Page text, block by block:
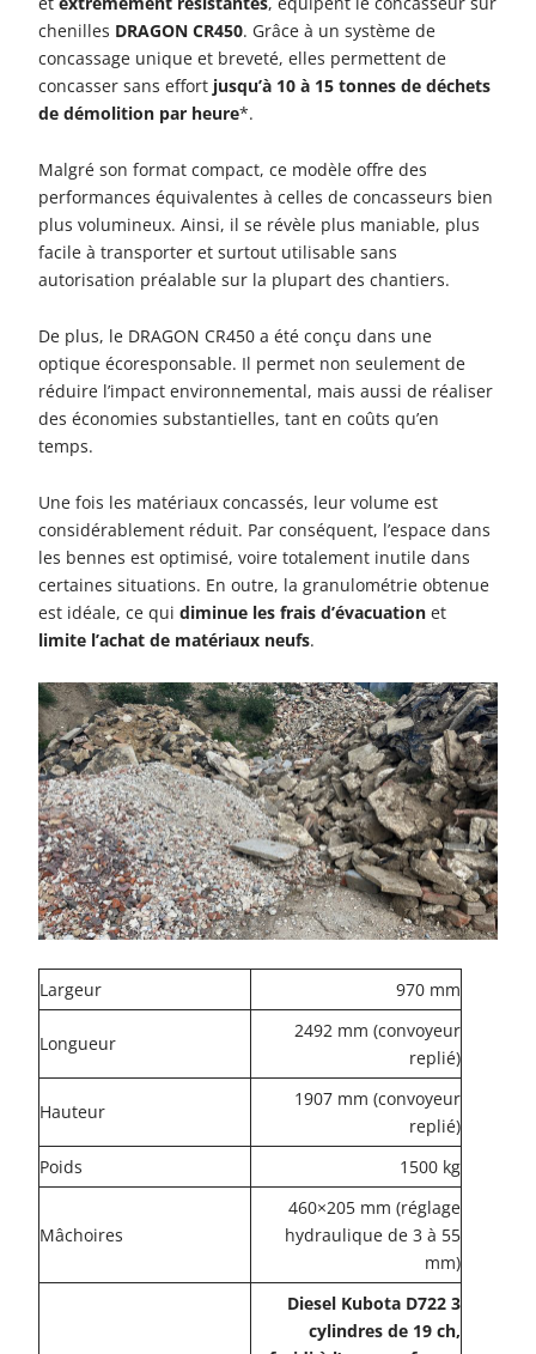
chenilles DRAGON CR450. Grâce à un système de
concassage unique et breveté, elles permettent de
concasser sans effort jusqu’à 10 à 15 tonnes de déchets
de démolition par heure*.
Malgré son format compact, ce modèle offre des
performances équivalentes à celles de concasseurs bien
plus volumineux. Ainsi, il se révèle plus maniable, plus
facile à transporter et surtout utilisable sans
autorisation préalable sur la plupart des chantiers.
De plus, le DRAGON CR450 a été conçu dans une
optique écoresponsable. Il permet non seulement de
réduire l’impact environnemental, mais aussi de réaliser
des économies substantielles, tant en coûts qu’en
temps.
Une fois les matériaux concassés, leur volume est
considérablement réduit. Par conséquent, l’espace dans
les bennes est optimisé, voire totalement inutile dans
certaines situations. En outre, la granulométrie obtenue
est idéale, ce quidiminue les frais d’évacuation et
limite l’achat de matériaux neufs.
Largeur 970 mm
Longueur
2492 mm (convoyeur
replié)
Hauteur
1907 mm (convoyeur
replié)
Poids
1500 kg
Mâchoires
460×205 mm (réglage
hydraulique de 3 à 55
mm)
Diesel Kubota D722 3
cylindres de 19 ch,